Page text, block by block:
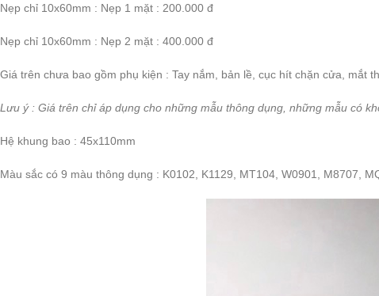
Nẹp chỉ 10x60mm : Nẹp 1 mặt : 200.000 đ
Nẹp chỉ 10x60mm : Nẹp 2 mặt : 400.000 đ
Giá trên chưa bao gồm phụ kiện : Tay nắm, bản lề, cục hít chặn cửa, mắt
Lưu ý : Giá trên chỉ áp dụng cho những mẫu thông dụng, những mẫu có
Hệ khung bao : 45x110mm
Màu sắc có 9 màu thông dụng : K0102, K1129, MT104, W0901, M8707,